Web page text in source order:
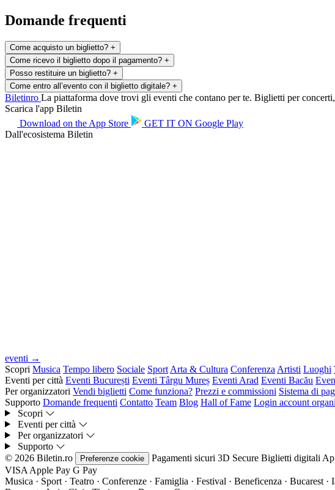
Domande frequenti
Come acquisto un biglietto? +
Come ricevo il biglietto dopo il pagamento? +
Posso restituire un biglietto? +
Come entro all’evento con il biglietto digitale? +
Biletinro La piattaforma dove trovi gli eventi che contano per te. Biglietti per
Scarica l'app Biletin
Download on the App Store GET IT ON Google Play
Dall'ecosistema Biletin
eventi →
Scopri Musica Tempo libero Sociale Sport Arta & Cultura Conferenza Artisti Luoghi
Eventi per città Eventi București Eventi Târgu Mureș Eventi Arad Eventi Bacău
Per organizzatori Vendi biglietti Come funziona? Prezzi e commissioni Sistema di
Supporto Domande frequenti Contatto Team Blog Hall of Fame Login account
Scopri
Eventi per città
Per organizzatori
Supporto
© 2026 Biletin.ro
Preferenze cookie Pagamenti sicuri 3D Secure Biglietti digitali
VISA Apple Pay G Pay
Musica · Sport · Teatro · Conferenze · Famiglia · Festival · Beneficenza · Bucarest ·